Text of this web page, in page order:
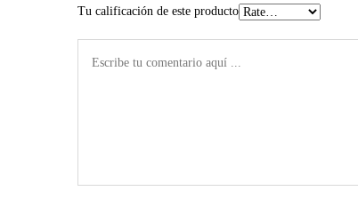
Tu calificación de este producto